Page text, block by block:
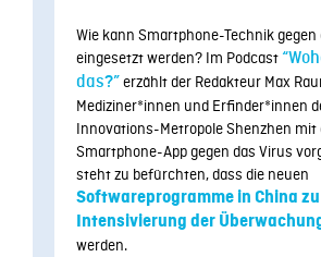
Wie kann Smartphone-Technik gegen
eingesetzt werden? Im Podcast
das?”erzählt der Redakteur Max
Mediziner*innen und Erfinder*innen
Innovations-Metropole Shenzhen mit
Smartphone-App gegen das Virus
steht zu befürchten, dass die neuen
Softwareprogramme in China
Intensivierung der
werden.